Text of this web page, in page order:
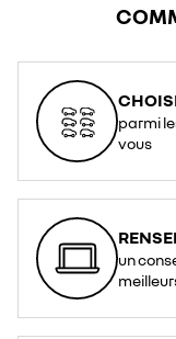
parmi
vous
un